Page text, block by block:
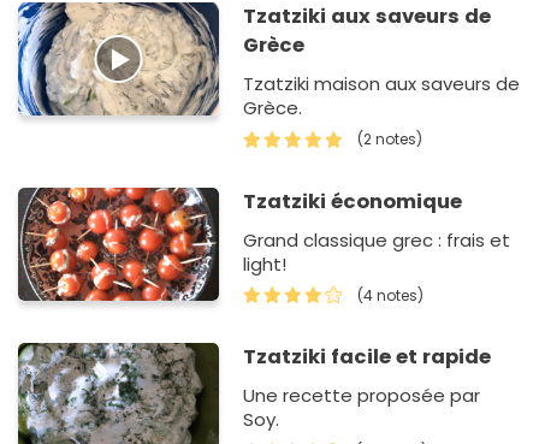
Tzatziki aux saveurs de
Grèce
Tzatziki maison aux saveurs de
Grèce.
(2 notes)
Tzatziki économique
Grand classique grec : frais et
light!
(4 notes)
Tzatziki facile et rapide
Une recette proposée par
Soy.